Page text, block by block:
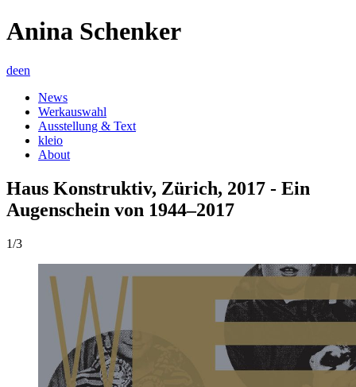
Anina Schenker
deen
News
Werkauswahl
Ausstellung & Text
kleio
About
Haus Konstruktiv, Zürich, 2017 - Ein
Augenschein von 1944–2017
1/3